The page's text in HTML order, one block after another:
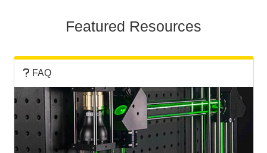
Featured Resources
FAQ